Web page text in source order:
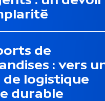
de
: vers
logistique
durable